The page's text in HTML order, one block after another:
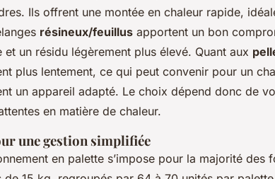
Ils offrent une montée en chaleur rapide,
résineux/feuillus apportent un bon
un résidu légèrement plus élevé. Quant aux
plus lentement, ce qui peut convenir pour un
un appareil adapté. Le choix dépend donc de
en matière de chaleur.
une gestion simplifiée
en palette s’impose pour la majorité des